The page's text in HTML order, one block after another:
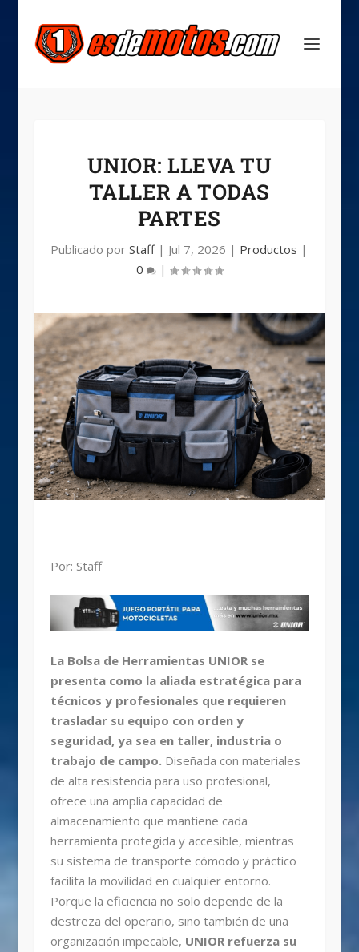
UNIOR: LLEVA TU
TALLER A TODAS
PARTES
Publicado porStaff| Jul 7, 2026 | Productos |
0
|
Por: Staff
La Bolsa de Herramientas UNIOR se
presenta como la aliada estratégica para
técnicos y profesionales que requieren
trasladar su equipo con orden y
seguridad, ya sea en taller, industria o
trabajo de campo. Diseñada con materiales
de alta resistencia para uso profesional,
ofrece una amplia capacidad de
almacenamiento que mantiene cada
herramienta protegida y accesible, mientras
su sistema de transporte cómodo y práctico
facilita la movilidad en cualquier entorno.
Porque la eficiencia no solo depende de la
destreza del operario, sino también de una
organización impecable, UNIOR refuerza su